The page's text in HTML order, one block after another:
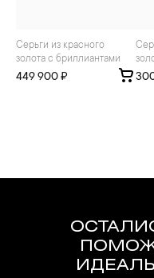
Серьги из красного
золота с бриллиантами
449 900 ₽
Серьги из красного